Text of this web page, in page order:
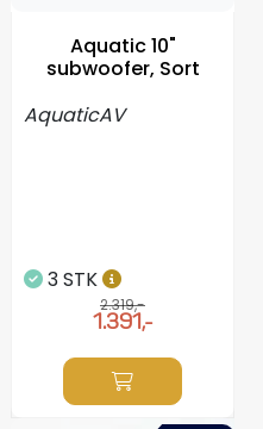
Aquatic 10"
subwoofer, Sort
AquaticAV
3 STK
2.319,-
1.391,-